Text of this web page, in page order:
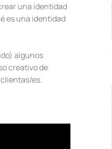
una identidad
es una identidad
algunos
creativo de
es.